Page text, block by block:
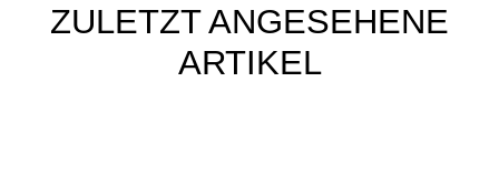
ZULETZT ANGESEHENE
ARTIKEL